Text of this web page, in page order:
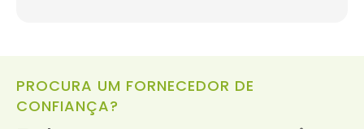
PROCURA UM FORNECEDOR DE
CONFIANÇA?